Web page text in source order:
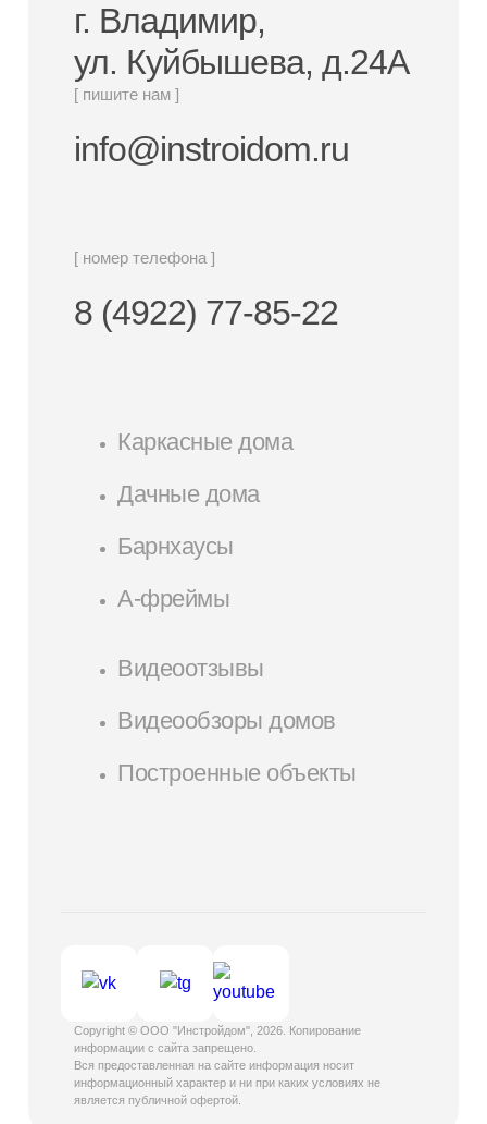
г. Владимир,
ул. Куйбышева, д.24А
[ пишите нам ]
info@instroidom.ru
[ номер телефона ]
8 (4922) 77-85-22
Каркасные дома
Дачные дома
Барнхаусы
А-фреймы
Видеоотзывы
Видеообзоры домов
Построенные объекты
Copyright © ООО "Инстройдом", 2026. Копирование
информации с сайта запрещено.
Вся предоставленная на сайте информация носит
информационный характер и ни при каких условиях не
является публичной офертой.